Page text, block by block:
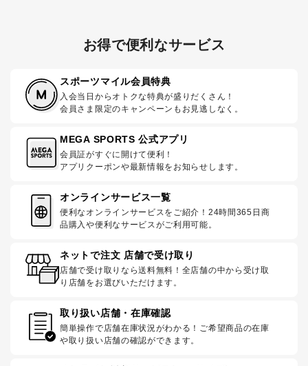
お得で便利なサービス
スポーツマイル会員特典
入会当日からオトクな特典が盛りだくさん！
会員さま限定のキャンペーンもお見逃しなく。
MEGA SPORTS 公式アプリ
会員証がすぐに開けて便利！
アプリクーポンや最新情報をお知らせします。
オンラインサービス一覧
便利なオンラインサービスをご紹介！24時間365日商
品購入や便利なサービスがご利用可能。
ネットで注文 店舗で受け取り
店舗で受け取りなら送料無料！全店舗の中から受け取
り店舗をお選びいただけます。
取り扱い店舗・在庫確認
簡単操作で店舗在庫状況がわかる！ご希望商品の在庫
や取り扱い店舗の確認ができます。